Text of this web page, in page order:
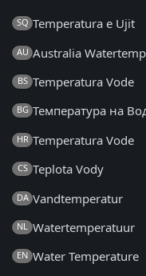
SQ Temperatura e Ujit
AU Australia Watertemp
BS Temperatura Vode
BG Температура на
HR Temperatura Vode
CS Teplota Vody
DA Vandtemperatur
NL Watertemperatuur
EN Water Temperature